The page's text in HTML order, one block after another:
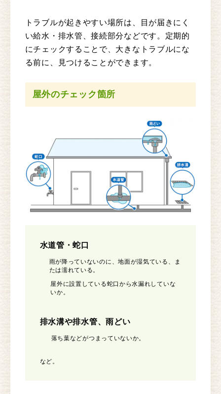
トラブルが起きやすい場所は、目が届きにく
い給水・排水管、接続部分などです。定期的
にチェックすることで、大きなトラブルにな
る前に、見つけることができます。
屋外のチェック箇所
水道管・蛇口
雨が降っていないのに、地面が湿気ている、ま
たは濡れている。
屋外に設置している蛇口から水漏れしていな
いか。
排水溝や排水管、雨どい
落ち葉などがつまっていないか。
など。